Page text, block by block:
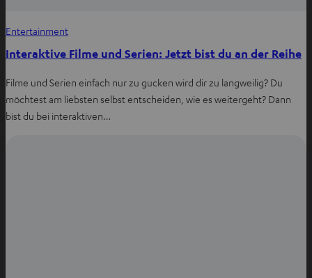
Entertainment
Interaktive Filme und Serien: Jetzt bist du an der Reihe
Filme und Serien einfach nur zu gucken wird dir zu langweilig? Du
möchtest am liebsten selbst entscheiden, wie es weitergeht? Dann
bist du bei interaktiven…